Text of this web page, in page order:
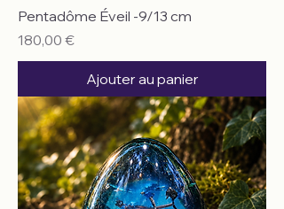
Pentadôme Éveil -9/13 cm
Prix
180,00 €
Ajouter au panier